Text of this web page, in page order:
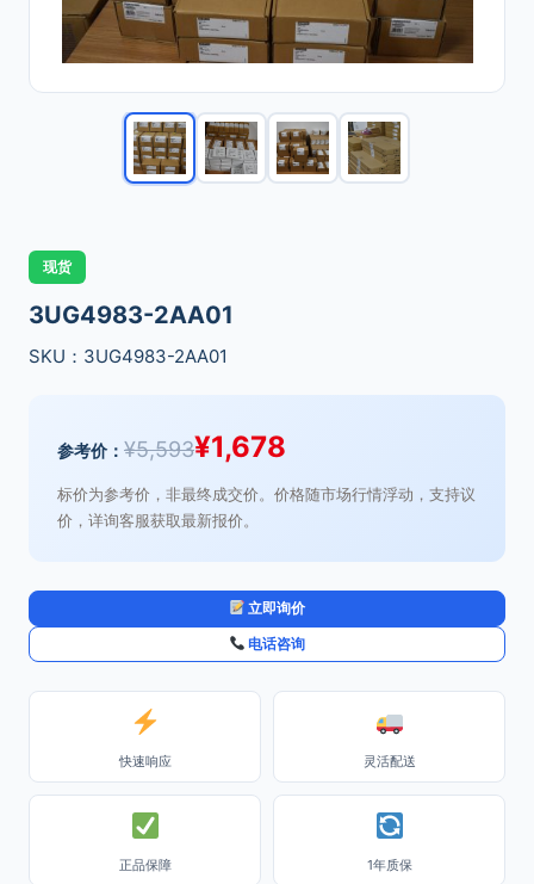
现货
3UG4983-2AA01
SKU：3UG4983-2AA01
参考价： ¥5,593¥1,678
标价为参考价，非最终成交价。价格随市场行情浮动，支持议
价，详询客服获取最新报价。
立即询价
电话咨询
快速响应 灵活配送
正品保障 1年质保